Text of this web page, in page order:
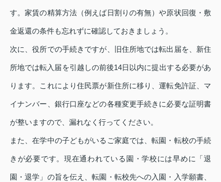
す。家賃の精算方法（例えば日割りの有無）や原状回復・敷
金返還の条件も忘れずに確認しておきましょう。
次に、役所での手続きですが、旧住所地では転出届を、新住
所地では転入届を引越しの前後14日以内に提出する必要があ
ります。これにより住民票が新住所に移り、運転免許証、マ
イナンバー、銀行口座などの各種変更手続きに必要な証明書
が整いますので、漏れなく行ってください。
また、在学中の子どもがいるご家庭では、転園・転校の手続
きが必要です。現在通われている園・学校には早めに「退
園・退学」の旨を伝え、転園・転校先への入園・入学願書、